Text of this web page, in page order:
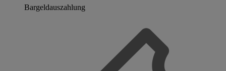
Bargeldauszahlung